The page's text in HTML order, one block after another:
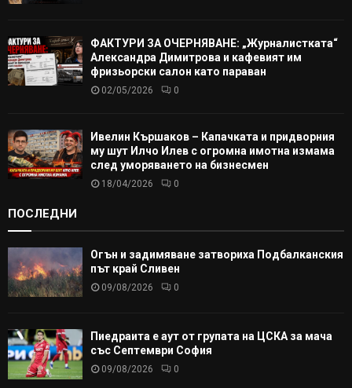
ФАКТУРИ ЗА ОЧЕРНЯВАНЕ: „Журналистката“
Александра Димитрова и кафевият им
фризьорски салон като параван
02/05/2026 0
Ивелин Кършаков – Капачката и придворния
му шут Илчо Илев с огромна имотна измама
след уморяването на бизнесмен
18/04/2026 0
ПОСЛЕДНИ
Огън и задимяване затвориха Подбалканския
път край Сливен
09/08/2026 0
Пиедраита е аут от групата на ЦСКА за мача
със Септември София
09/08/2026 0